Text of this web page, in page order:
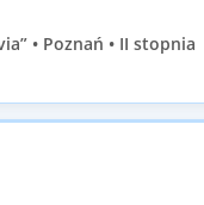
• Poznań • II stopnia